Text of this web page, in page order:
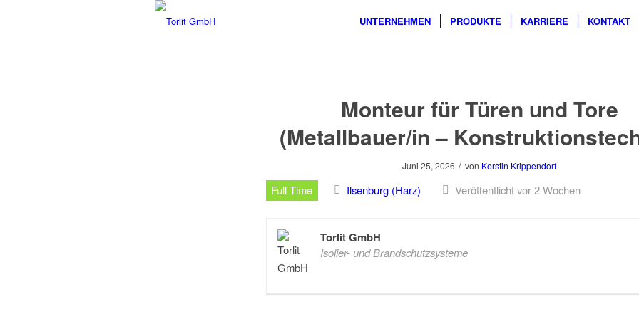
UNTERNEHMEN PRODUKTE KARRIERE KONTAKT
Monteur für Türen und Tore
(Metallbauer/in –
Juni 25, 2026 / von Kerstin Krippendorf
Full Time Ilsenburg (Harz) Veröffentlicht vor 2 Wochen
Torlit GmbH
Isolier- und Brandschutzsysteme